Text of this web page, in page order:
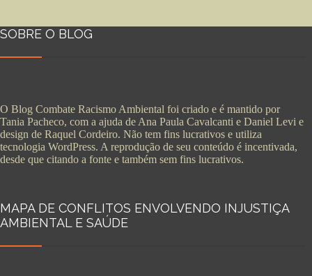
SOBRE O BLOG
O Blog Combate Racismo Ambiental foi criado e é mantido por
Tania Pacheco, com a ajuda de Ana Paula Cavalcanti e Daniel Levi e
design de Raquel Cordeiro. Não tem fins lucrativos e utiliza
tecnologia WordPress. A reprodução de seu conteúdo é incentivada,
desde que citando a fonte e também sem fins lucrativos.
MAPA DE CONFLITOS ENVOLVENDO INJUSTIÇA
AMBIENTAL E SAÚDE